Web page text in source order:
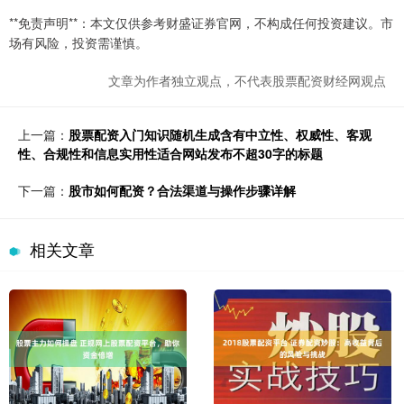
**免责声明**：本文仅供参考财盛证券官网，不构成任何投资建议。市
场有风险，投资需谨慎。
文章为作者独立观点，不代表股票配资财经网观点
上一篇： 股票配资入门知识随机生成含有中立性、权威性、客观
性、合规性和信息实用性适合网站发布不超30字的标题
下一篇： 股市如何配资？合法渠道与操作步骤详解
相关文章